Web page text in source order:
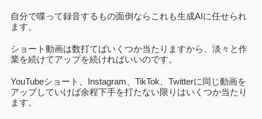
自分で喋って録音するもの面倒ならこれも生成AIに任せられ
ます。
ショート動画は数打てばいくつか当たりますから、淡々と作
業を続けてアップを続ければいいのです。
YouTubeショート、Instagram、TikTok、Twitterに同じ動画を
アップしていけば余程下手を打たない限りはいくつか当たり
ます。